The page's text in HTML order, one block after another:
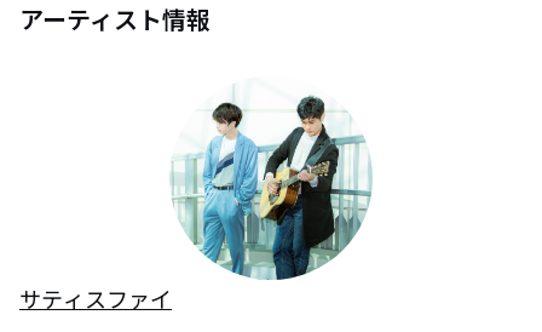
アーティスト情報
サティスファイ